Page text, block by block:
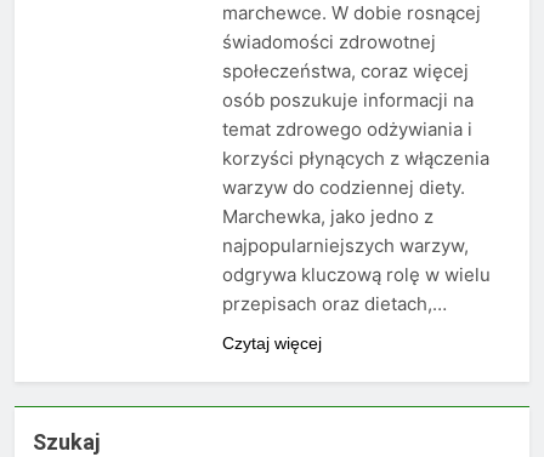
marchewce. W dobie rosnącej
świadomości zdrowotnej
społeczeństwa, coraz więcej
osób poszukuje informacji na
temat zdrowego odżywiania i
korzyści płynących z włączenia
warzyw do codziennej diety.
Marchewka, jako jedno z
najpopularniejszych warzyw,
odgrywa kluczową rolę w wielu
przepisach oraz dietach,…
Czytaj więcej
Szukaj